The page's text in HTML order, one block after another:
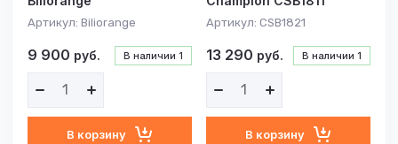
Артикул: Biliorange
В наличии 1
9 900 руб.
В корзину
Артикул: CSB1821
В наличии 1
13 290 руб.
В корзину